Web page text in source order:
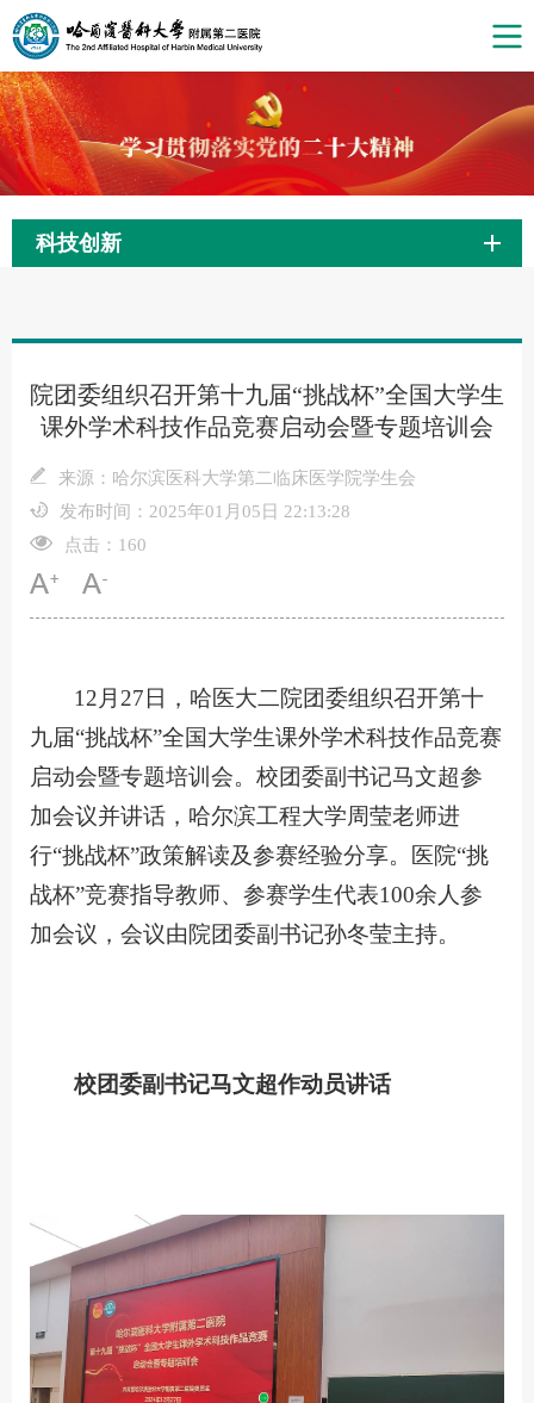
科技创新
院团委组织召开第十九届“挑战杯”全国大学生
课外学术科技作品竞赛启动会暨专题培训会
来源：哈尔滨医科大学第二临床医学院学生会
发布时间：2025年01月05日 22:13:28
点击： 160
12月27日，哈医大二院团委组织召开第十
九届“挑战杯”全国大学生课外学术科技作品竞赛
启动会暨专题培训会。校团委副书记马文超参
加会议并讲话，哈尔滨工程大学周莹老师进
行“挑战杯”政策解读及参赛经验分享。医院“挑
战杯”竞赛指导教师、参赛学生代表100余人参
加会议，会议由院团委副书记孙冬莹主持。
校团委副书记马文超作动员讲话